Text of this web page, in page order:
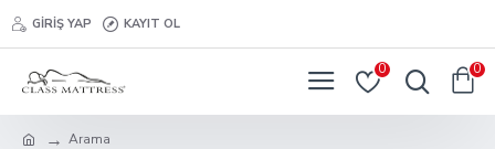
GIRIŞ YAP KAYIT OL
0 0
Arama